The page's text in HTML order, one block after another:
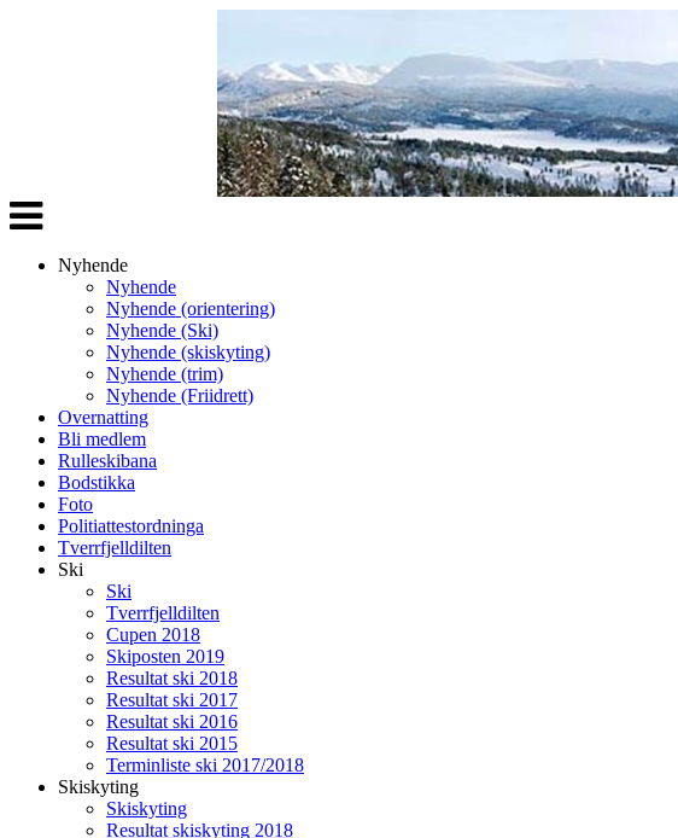
Veksle
navigasjon
Nyhende
Nyhende
Nyhende (orientering)
Nyhende (Ski)
Nyhende (skiskyting)
Nyhende (trim)
Nyhende (Friidrett)
Overnatting
Bli medlem
Rulleskibana
Bodstikka
Foto
Politiattestordninga
Tverrfjelldilten
Ski
Ski
Tverrfjelldilten
Cupen 2018
Skiposten 2019
Resultat ski 2018
Resultat ski 2017
Resultat ski 2016
Resultat ski 2015
Terminliste ski 2017/2018
Skiskyting
Skiskyting
Resultat skiskyting 2018